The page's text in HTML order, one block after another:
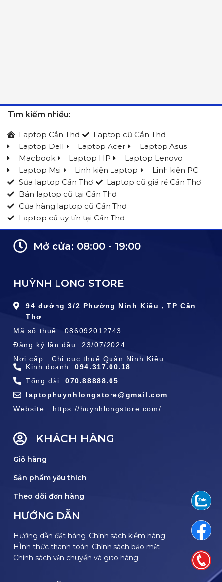
Tìm kiếm nhiều:
Laptop Cần Thơ
Laptop cũ Cần Thơ
Laptop Dell
Laptop Acer
Laptop Asus
Macbook
Laptop HP
Laptop Lenovo
Laptop Msi
Linh kiện Laptop
Linh kiện PC
Sửa laptop Cần Thơ
Laptop cũ giá rẻ Cần Thơ
Bán laptop cũ tại Cần Thơ
Cửa hàng laptop cũ Cần Thơ
Laptop cũ uy tín tại Cần Thơ
Mở cửa: 08:00 - 19:00
HUỲNH LONG STORE
94 đường 3/2 Phường Ninh Kiều , TP Cần
Thơ
Mã số thuế : 086092012743
Đăng ký lần đầu: 23/07/2024
Nơi cấp : Chi cục thuế Quận Ninh Kiều
Kinh doanh:094.317.00.18
Tổng đài: 070.88888.65
laptophuynhlongstore@gmail.com
Website : https://huynhlongstore.com/
KHÁCH HÀNG
Giỏ hàng
Sản phẩm yêu thích
Theo dõi đơn hàng
HƯỚNG DẪN
Hướng dẫn đặt hàng Chính sách kiểm hàng
HÌnh thức thanh toán Chính sách bảo mật
Chính sách vận chuyển và giao hàng